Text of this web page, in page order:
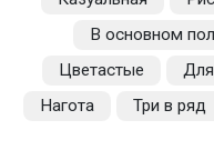
В основном
Цветастые
Нагота
Три в ряд